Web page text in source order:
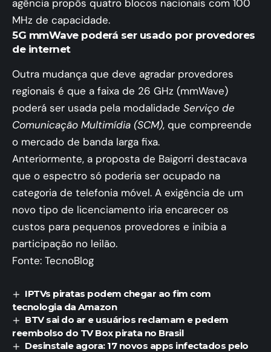
agência propôs quatro blocos nacionais com 100
MHz de capacidade.
5G mmWave poderá ser usado por provedores
de internet
Outra mudança que deve agradar provedores
regionais é que a faixa de 26 GHz (mmWave)
poderá ser usada pela modalidade Serviço de
Comunicação Multimídia (SCM), que compreende
o mercado de banda larga fixa.
Anteriormente, a proposta de Baigorri destacava
que o espectro só poderia ser ocupado na
categoria de telefonia móvel. A exigência de um
novo tipo de licenciamento iria encarecer os
custos para pequenos provedores e inibia a
participação no leilão.
Fonte: TecnoBlog
IPTVs piratas podem chegar ao fim com
tecnologia da Amazon
BTV sai do ar e usuários reclamam e pedem
reembolso do TV Box pirata no Brasil
Desinstale agora: 17 novos apps infectados pelo